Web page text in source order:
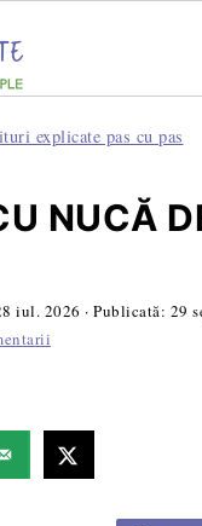
explicate pas cu pas
NUCĂ
iul. 2026 · Publicată: 29